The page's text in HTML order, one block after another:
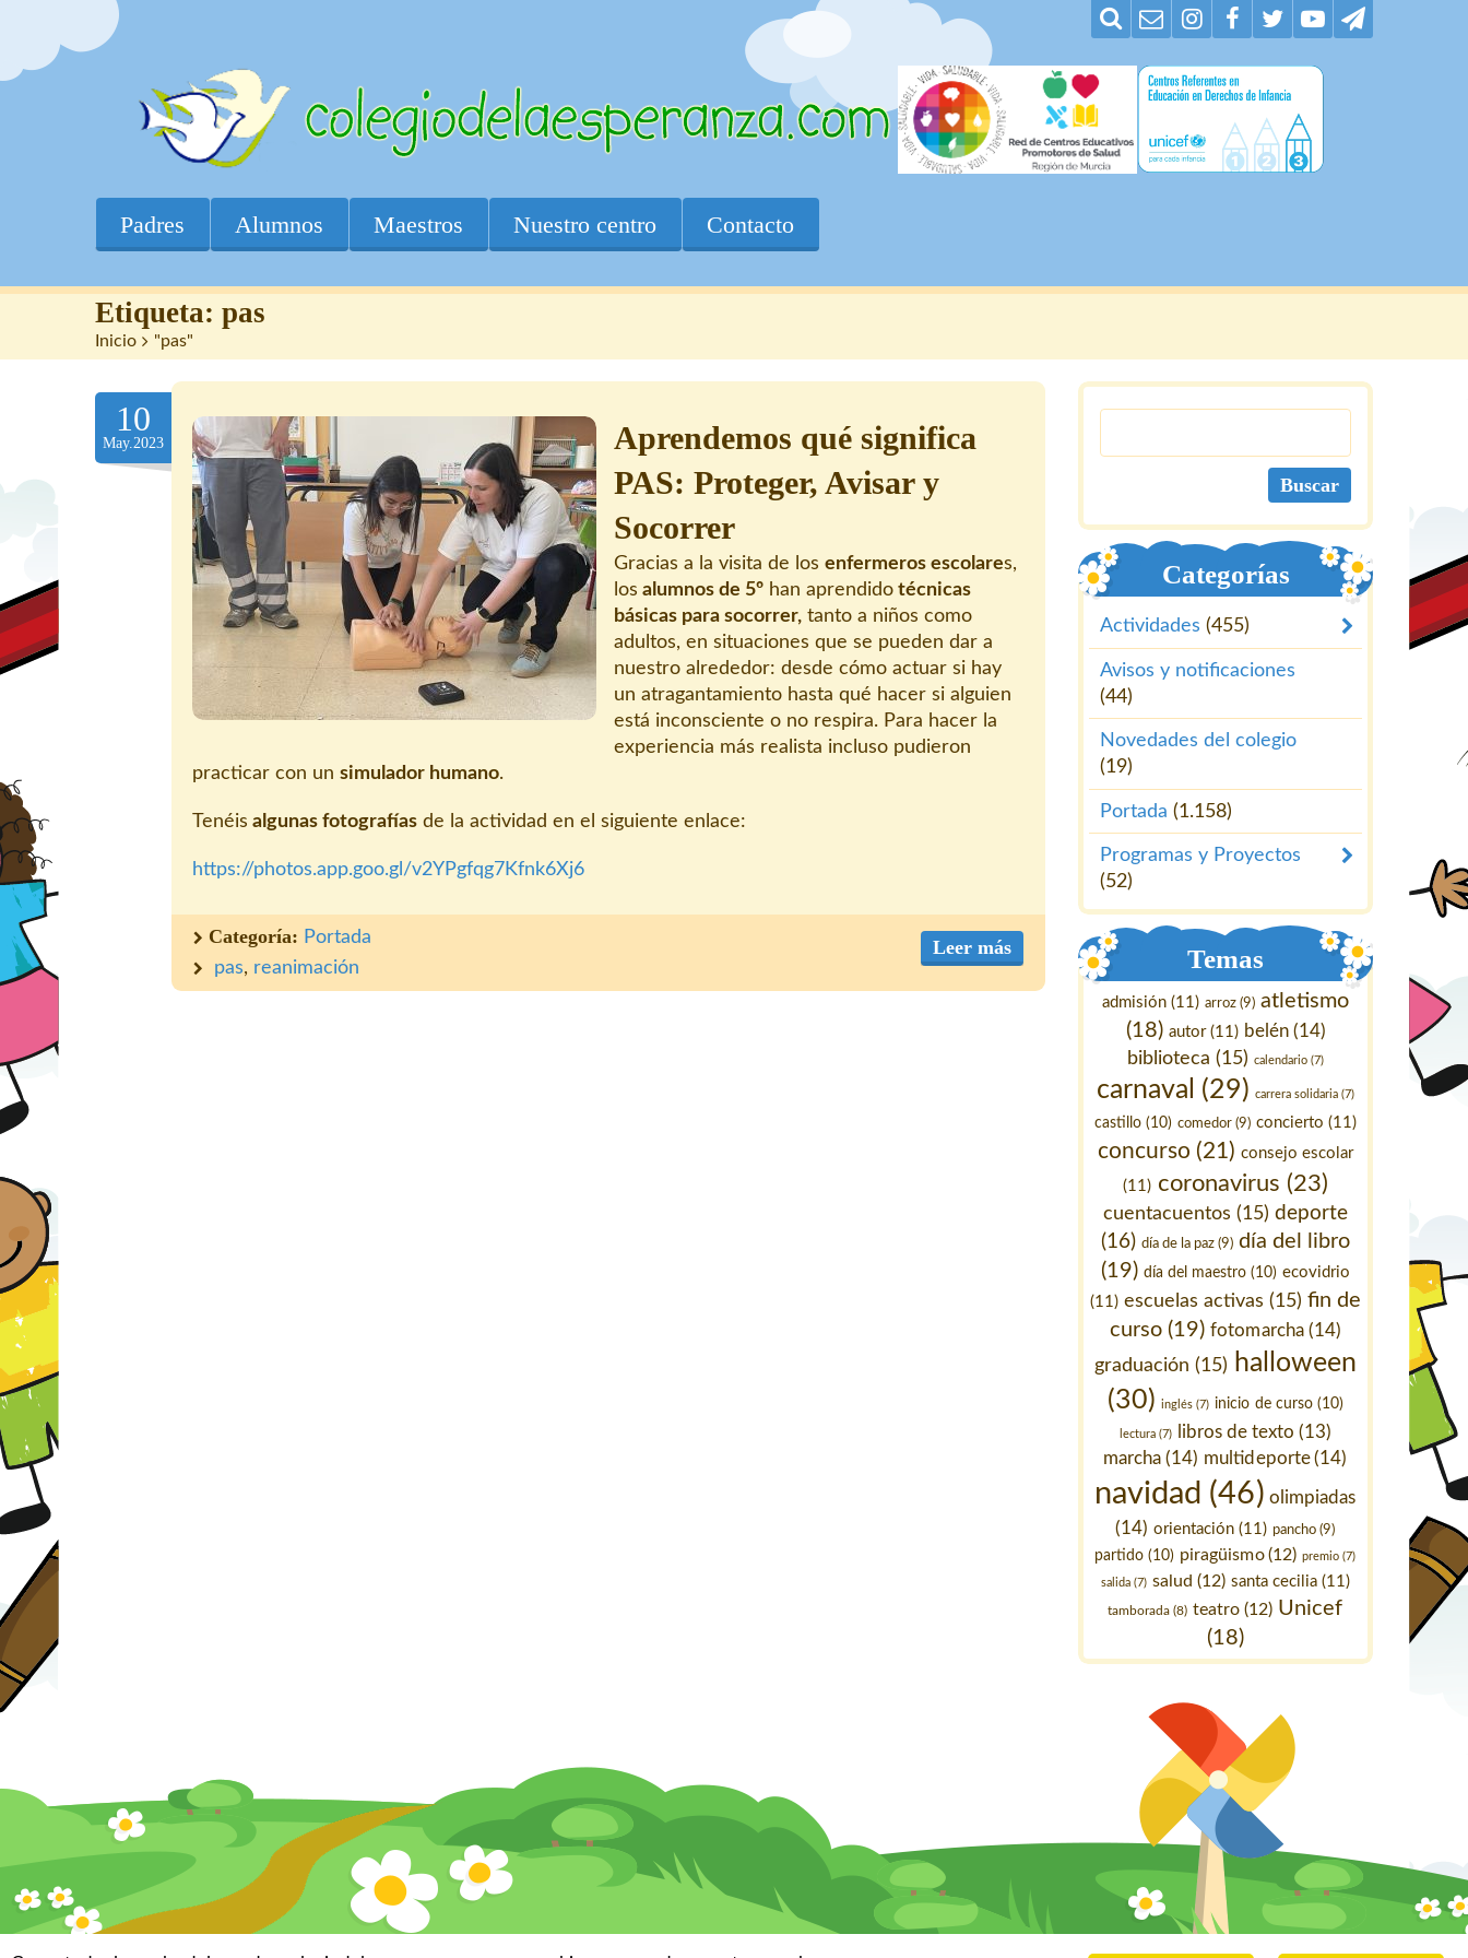
Padres Alumnos Maestros Nuestro centro Contacto
Etiqueta: pas
Inicio > "pas"
10
May.2023
Aprendemos qué significa
PAS: Proteger, Avisar y
Socorrer
Gracias a la visita de losenfermeros escolares,
los alumnos de 5º han aprendido técnicas
básicas para socorrer, tanto a niños como
adultos, en situaciones que se pueden dar a
nuestro alrededor: desde cómo actuar si hay
un atragantamiento hasta qué hacer si alguien
está inconsciente o no respira. Para hacer la
experiencia más realista incluso pudieron
practicar con un simulador humano.
Tenéis algunas fotografías de la actividad en el siguiente enlace:
https://photos.app.goo.gl/v2YPgfqg7Kfnk6Xj6
Leer más
Categoría: Portada
pas, reanimación
Categorías
Actividades (455)
Avisos y notificaciones
(44)
Novedades del colegio
(19)
Portada (1.158)
Programas y Proyectos
(52)
Temas
admisión (11) arroz (9) atletismo
(18) autor(11) belén(14)
biblioteca (15) calendario (7)
carnaval (29) carrera solidaria (7)
castillo (10) comedor (9) concierto (11)
concurso (21) consejo escolar
(11) coronavirus (23)
cuentacuentos (15) deporte
(16) día de la paz (9) día del libro
(19) día del maestro (10) ecovidrio
(11) escuelas activas (15) fin de
curso (19) fotomarcha(14)
graduación (15)
halloween
(30) inglés (7) inicio de curso(10)
lectura (7) libros de texto (13)
marcha (14) multideporte(14)
navidad (46) olimpiadas
(14) orientación (11) pancho (9)
partido (10) piragüismo(12) premio (7)
salida (7) salud (12) santa cecilia (11)
tamborada (8) teatro (12) Unicef
(18)